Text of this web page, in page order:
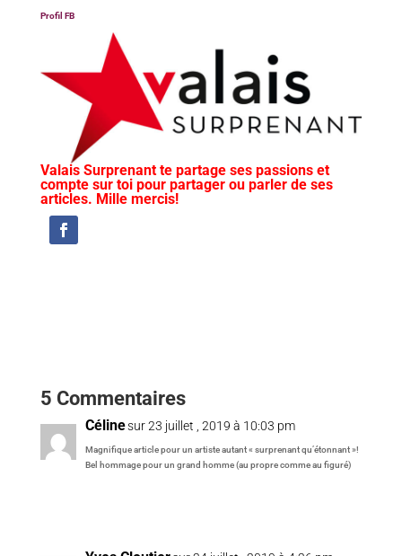
Profil FB
Valais Surprenant te partage ses passions et
compte sur toi pour partager ou parler de ses
articles. Mille mercis!
5 Commentaires
Célinesur 23 juillet , 2019 à 10:03 pm
Magnifique article pour un artiste autant « surprenant qu’étonnant »!
Bel hommage pour un grand homme (au propre comme au figuré)